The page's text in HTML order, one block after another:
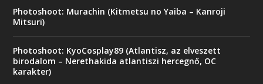
Photoshoot: Murachin (Kitmetsu no Yaiba – Kanroji
Mitsuri)
Photoshoot: KyoCosplay89 (Atlantisz, az elveszett
birodalom – Nerethakida atlantiszi hercegnő, OC
karakter)